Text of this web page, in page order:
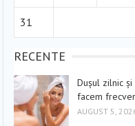
31
RECENTE
Dușul zilnic
facem
AUGUST 5,